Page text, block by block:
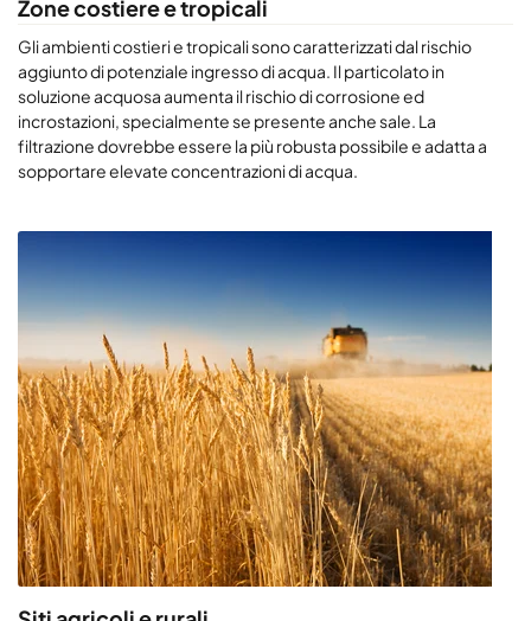
cercando di migliorare le tue prestazioni attuali, chiedi
informazioni sul nostro software Life Cycle Cost (LCC), sulle
soluzioni di campionamento dell'aria o su un test CamLab.
Zone costiere e tropicali
Gli ambienti costieri e tropicali sono caratterizzati dal rischio
aggiunto di potenziale ingresso di acqua. Il particolato in
soluzione acquosa aumenta il rischio di corrosione ed
incrostazioni, specialmente se presente anche sale. La
filtrazione dovrebbe essere la più robusta possibile e adatta a
sopportare elevate concentrazioni di acqua.